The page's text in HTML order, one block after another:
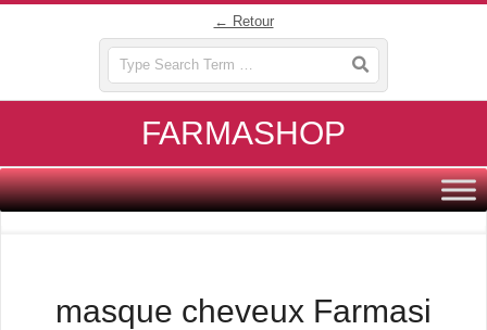
← Retour
FARMASHOP
Primary
Navigation
masque cheveux Farmasi